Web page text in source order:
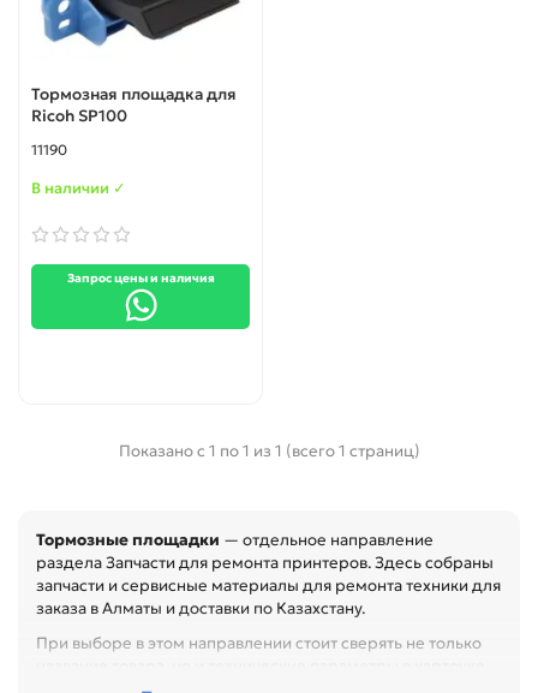
Тормозная площадка для
Ricoh SP100
11190
В наличии ✓
Запрос цены и наличия
Показано с 1 по 1 из 1 (всего 1 страниц)
Тормозные площадки — отдельное направление
раздела Запчасти для ремонта принтеров. Здесь собраны
запчасти и сервисные материалы для ремонта техники для
заказа в Алматы и доставки по Казахстану.
При выборе в этом направлении стоит сверять не только